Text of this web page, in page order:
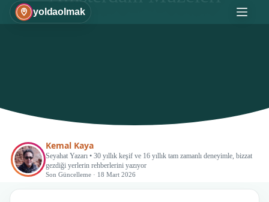
Skip
content
yoldaolmak
Kemal Kaya
Seyahat Yazarı • 30 yıllık keşif ve 16 yıllık tam zamanlı deneyimle, bizzat
gezdiği yerlerin rehberlerini yazıyor
Son Güncelleme · 18 Mart 2026